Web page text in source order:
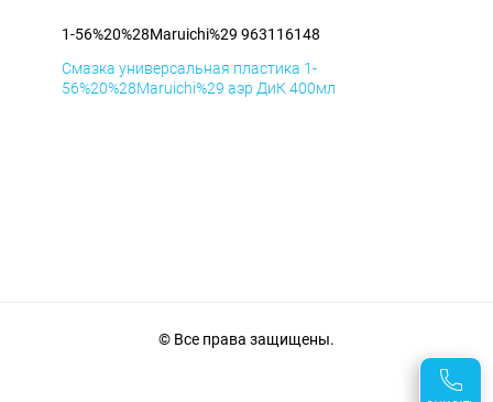
1-56%20%28Maruichi%29 963116148
Смазка универсальная пластика 1-
56%20%28Maruichi%29 аэр ДиК 400мл
© Все права защищены.